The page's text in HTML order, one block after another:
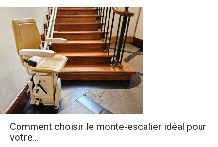
Comment choisir le monte-escalier idéal pour
votre...